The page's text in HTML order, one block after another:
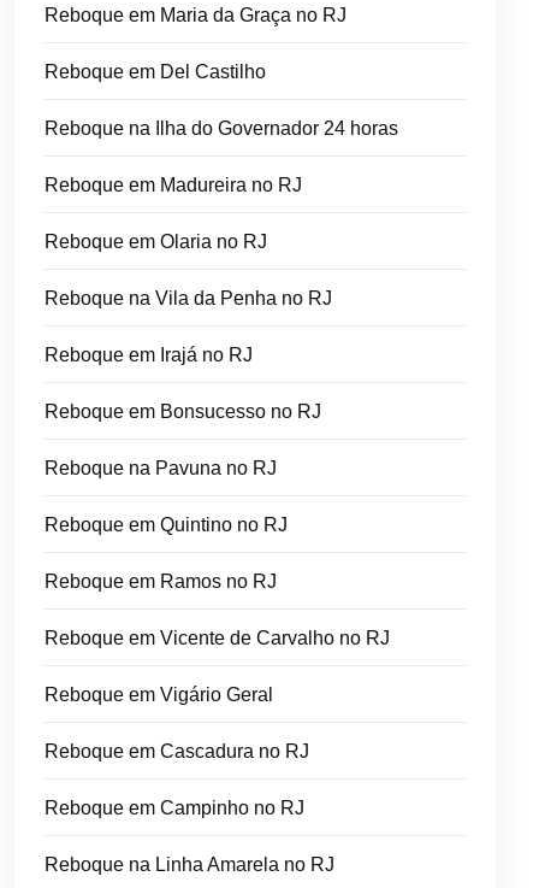
Reboque em Maria da Graça no RJ
Reboque em Del Castilho
Reboque na Ilha do Governador 24 horas
Reboque em Madureira no RJ
Reboque em Olaria no RJ
Reboque na Vila da Penha no RJ
Reboque em Irajá no RJ
Reboque em Bonsucesso no RJ
Reboque na Pavuna no RJ
Reboque em Quintino no RJ
Reboque em Ramos no RJ
Reboque em Vicente de Carvalho no RJ
Reboque em Vigário Geral
Reboque em Cascadura no RJ
Reboque em Campinho no RJ
Reboque na Linha Amarela no RJ